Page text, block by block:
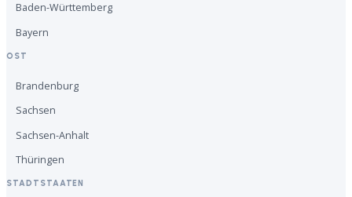
Baden-Württemberg
Bayern
OST
Brandenburg
Sachsen
Sachsen-Anhalt
Thüringen
STADTSTAATEN